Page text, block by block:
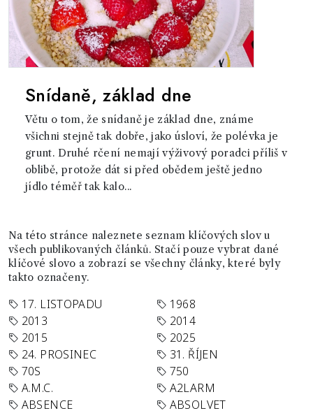
Snídaně, základ dne
Větu o tom, že snídaně je základ dne, známe
všichni stejně tak dobře, jako úsloví, že polévka je
grunt. Druhé rčení nemají výživový poradci příliš v
oblibě, protože dát si před obědem ještě jedno
jídlo téměř tak kalo...
Na této stránce naleznete seznam klíčových slov u
všech publikovaných článků. Stačí pouze vybrat dané
klíčové slovo a zobrazí se všechny články, které byly
takto označeny.
17. LISTOPADU
1968
2013
2014
2015
2025
24. PROSINEC
31. ŘÍJEN
70S
750
A.M.C.
A2LARM
ABSENCE
ABSOLVET